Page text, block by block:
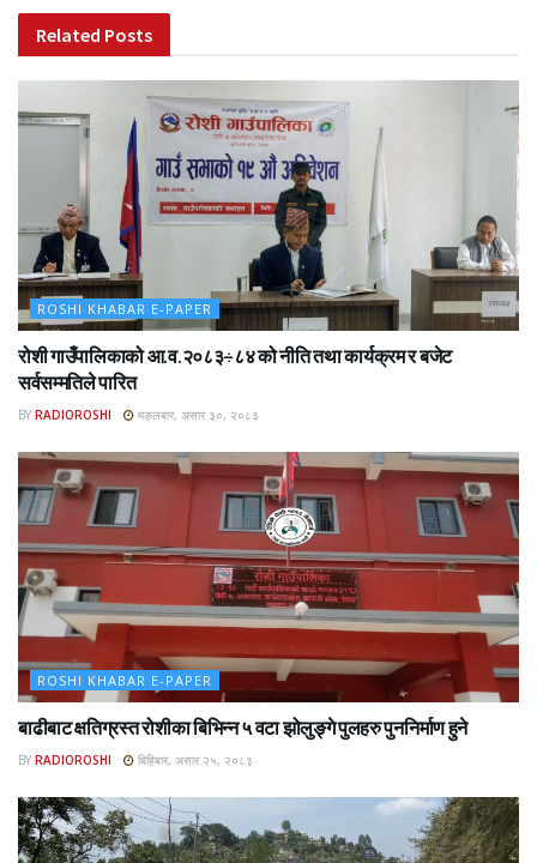
Related Posts
ROSHI KHABAR E-PAPER
रोशी गाउँपालिकाको आ.व.२०८३÷८४ को नीति तथा कार्यक्रम र बजेट
सर्वसम्मतिले पारित
BY RADIOROSHI मङ्लबार, असार ३०, २०८३
ROSHI KHABAR E-PAPER
बाढीबाट क्षतिग्रस्त रोशीका बिभिन्न ५ वटा झोलुङ्गे पुलहरु पुननिर्माण हुने
BY RADIOROSHI बिहिबार, असार २५, २०८३